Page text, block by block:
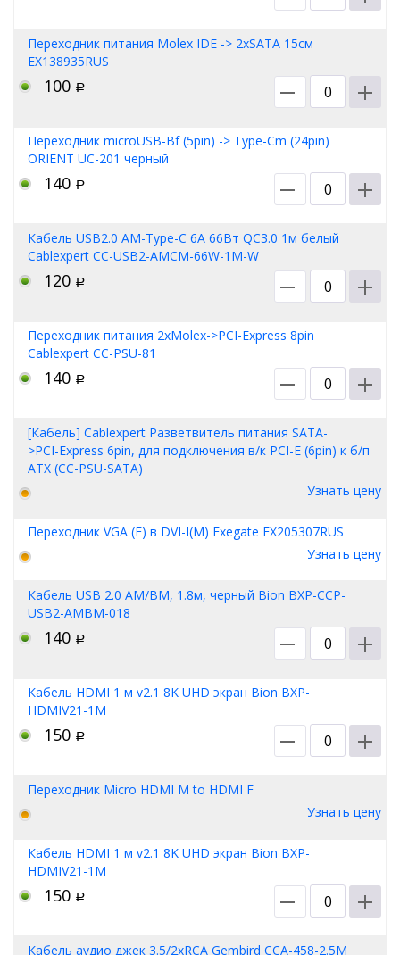
Переходник питания Molex IDE -> 2xSATA 15см
EX138935RUS
100 Р
Переходник microUSB-Bf (5pin) -> Type-Cm (24pin)
ORIENT UC-201 черный
140 Р
Кабель USB2.0 AM-Type-C 6A 66Вт QC3.0 1м белый
Cablexpert CC-USB2-AMCM-66W-1M-W
120 Р
Переходник питания 2xMolex->PCI-Express 8pin
Cablexpert CC-PSU-81
140 Р
[Кабель] Cablexpert Разветвитель питания SATA-
>PCI-Express 6pin, для подключения в/к PCI-Е (6pin) к б/п
ATX (CC-PSU-SATA)
Узнать цену
Переходник VGA (F) в DVI-I(M) Exegate EX205307RUS
Узнать цену
Кабель USB 2.0 AM/BM, 1.8м, черный Bion BXP-CCP-
USB2-AMBM-018
140 Р
Кабель HDMI 1 м v2.1 8K UHD экран Bion BXP-
HDMIV21-1M
150 Р
Переходник Micro HDMI M to HDMI F
Узнать цену
Кабель HDMI 1 м v2.1 8K UHD экран Bion BXP-
HDMIV21-1M
150 Р
Кабель аудио джек 3.5/2xRCA Gembird CCA-458-2.5M